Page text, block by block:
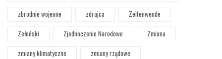
zbrodnie wojenne
zdrajca
Zeitenwende
Zełeński
Zjednoczenie Narodowe
Zmiana
zmiany klimatyczne
zmiany rządowe